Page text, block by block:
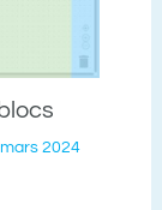
2024